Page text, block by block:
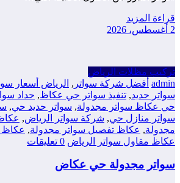
قراءة المزيد
2 أغسطس، 2026
تركيب مظلات الرياض
admin أفضل شركة سواتر , الرياض أسعار
سواتر حديد, تنفيذ سواتر حي عكاظ, حداد
حي عكاظ سواتر مجدولة, سواتر حديد حي,
سواتر منازل حي, شركة سواتر الرياض,
مجدولة, عكاظ تفصيل سواتر مجدولة, عكاظ
عكاظ مقاول سواتر الرياض 0 تعليقات
سواتر مجدولة حي عكاض